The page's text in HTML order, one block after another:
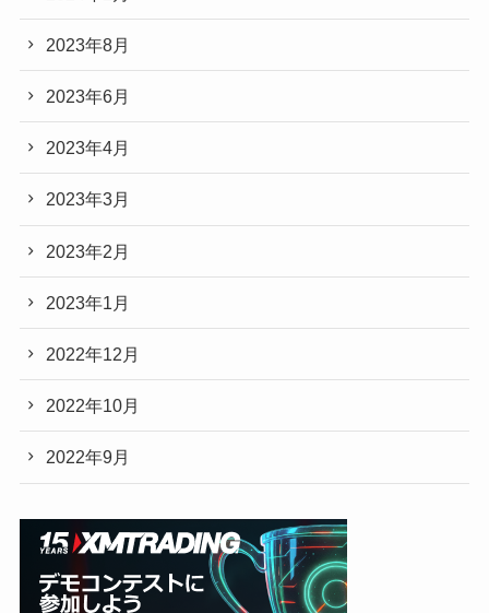
2023年8月
2023年6月
2023年4月
2023年3月
2023年2月
2023年1月
2022年12月
2022年10月
2022年9月